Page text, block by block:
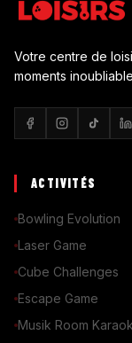
Votre centre de
moments
ACTIVITÉS
Bowling Evolution
Laser Game
Cube Challenges
Escape Game
Musik Room